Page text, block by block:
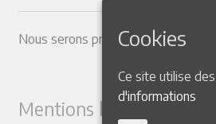
Nous serons présents dans les
Mentions légales
Cookies
Ce site utilise
d'informations